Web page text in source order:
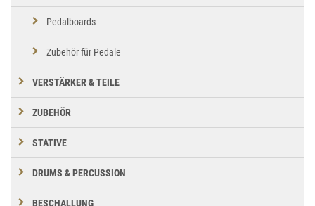
Pedalboards
Zubehör für Pedale
VERSTÄRKER & TEILE
ZUBEHÖR
STATIVE
DRUMS & PERCUSSION
BESCHALLUNG